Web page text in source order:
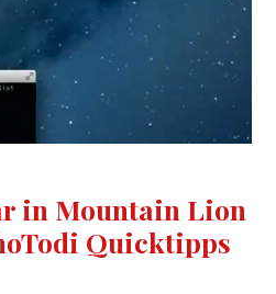
in Mountain Lion
Quicktipps